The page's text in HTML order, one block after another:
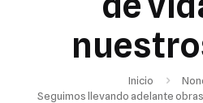
Inicio
Seguimos llevando adelante